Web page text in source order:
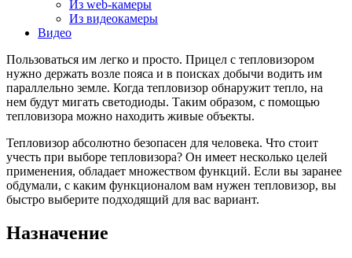
Из web-камеры
Из видеокамеры
Видео
Пользоваться им легко и просто. Прицел с тепловизором
нужно держать возле пояса и в поисках добычи водить им
параллельно земле. Когда тепловизор обнаружит тепло, на
нем будут мигать светодиоды. Таким образом, с помощью
тепловизора можно находить живые объекты.
Тепловизор абсолютно безопасен для человека. Что стоит
учесть при выборе тепловизора? Он имеет несколько целей
применения, обладает множеством функций. Если вы заранее
обдумали, с каким функционалом вам нужен тепловизор, вы
быстро выберите подходящий для вас вариант.
Назначение